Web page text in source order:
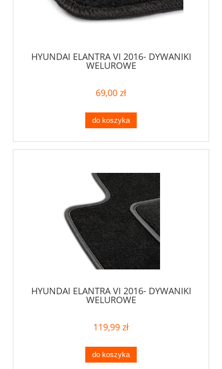
HYUNDAI ELANTRA VI 2016- DYWANIKI
WELUROWE
69,00 zł
do koszyka
HYUNDAI ELANTRA VI 2016- DYWANIKI
WELUROWE
119,99 zł
do koszyka